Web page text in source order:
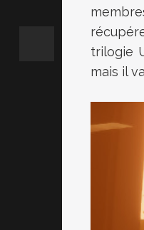
trilogie
mais il